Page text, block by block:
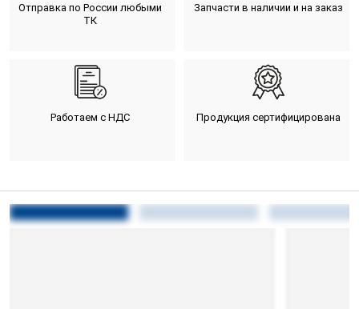
Отправка по России любыми
ТК
Запчасти в наличии и на заказ
Работаем с НДС Продукция сертифицирована